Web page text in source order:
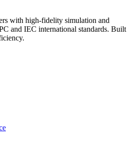
with high-fidelity simulation and
and IEC international standards. Built